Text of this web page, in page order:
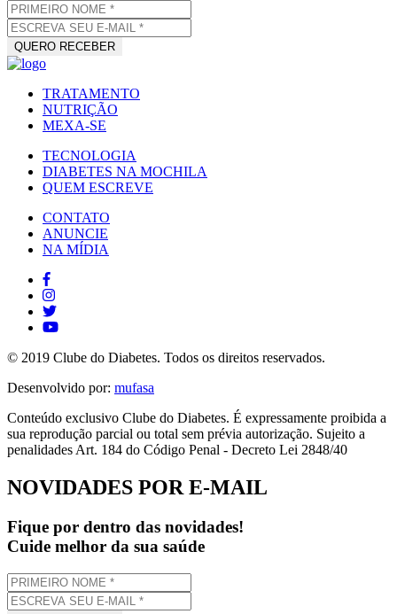
TRATAMENTO
NUTRIÇÃO
MEXA-SE
TECNOLOGIA
DIABETES NA MOCHILA
QUEM ESCREVE
CONTATO
ANUNCIE
NA MÍDIA
© 2019 Clube do Diabetes. Todos os direitos reservados.
Desenvolvido por: mufasa
Conteúdo exclusivo Clube do Diabetes. É expressamente proibida a
sua reprodução parcial ou total sem prévia autorização. Sujeito a
penalidades Art. 184 do Código Penal - Decreto Lei 2848/40
NOVIDADES POR E-MAIL
Fique por dentro das novidades!
Cuide melhor da sua saúde